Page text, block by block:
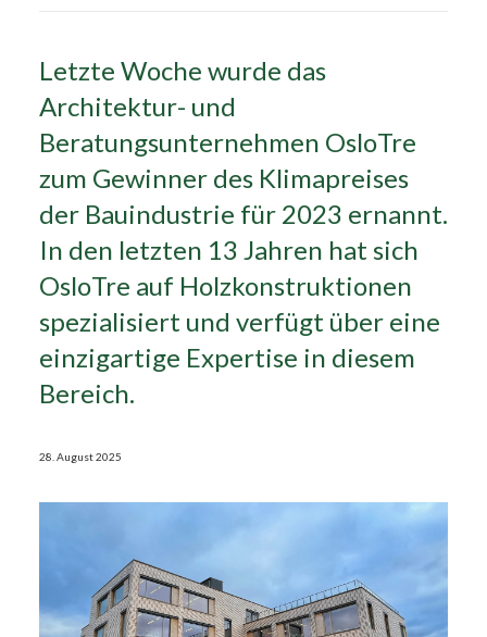
Search
Letzte Woche wurde das
Architektur- und
Beratungsunternehmen OsloTre
zum Gewinner des Klimapreises
der Bauindustrie für 2023 ernannt.
In den letzten 13 Jahren hat sich
OsloTre auf Holzkonstruktionen
spezialisiert und verfügt über eine
einzigartige Expertise in diesem
Bereich.
28. August 2025